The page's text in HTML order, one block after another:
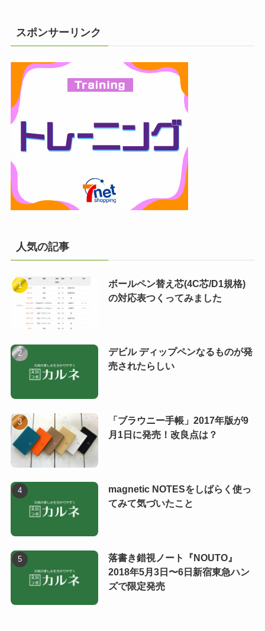
スポンサーリンク
人気の記事
ボールペン替え芯(4C芯/D1規格)
の対応表つくってみました
デビル ディップペンなるものが発
売されたらしい
「ブラウニー手帳」2017年版が9
月1日に発売！改良点は？
magnetic NOTESをしばらく使っ
てみて気づいたこと
落書き錯視ノート『NOUTO』
2018年5月3日〜6日新宿東急ハン
ズで限定発売